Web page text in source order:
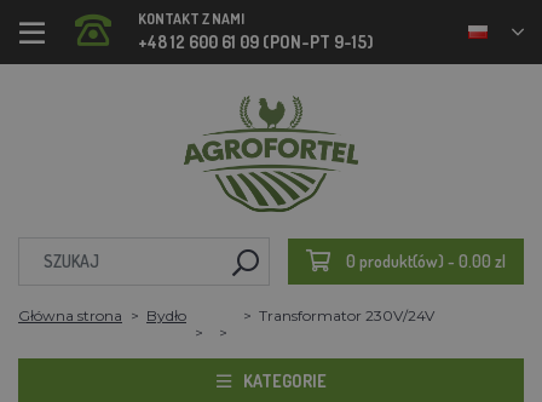
KONTAKT Z NAMI
+48 12 600 61 09 (PON-PT 9-15)
0 produkt(ów) - 0.00 zl
Główna strona Bydło Transformator 230V/24V
KATEGORIE